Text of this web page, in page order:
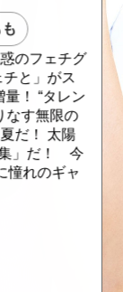
のフェチグ
と」がス
！ “タレン
なす無限の
だ！ 太陽
集」だ！ 今
憧れのギャ
::fzkqzrz.oi